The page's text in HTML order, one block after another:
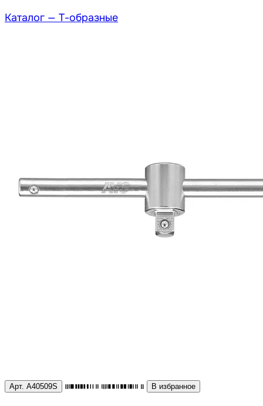
Каталог — Т-образные
Арт. A40509S В избранное